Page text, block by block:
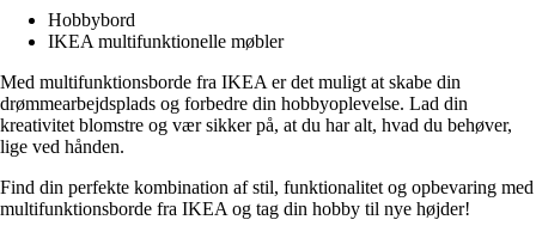
Hobbybord
IKEA multifunktionelle møbler
Med multifunktionsborde fra IKEA er det muligt at skabe din
drømmearbejdsplads og forbedre din hobbyoplevelse. Lad din
kreativitet blomstre og vær sikker på, at du har alt, hvad du behøver,
lige ved hånden.
Find din perfekte kombination af stil, funktionalitet og opbevaring med
multifunktionsborde fra IKEA og tag din hobby til nye højder!